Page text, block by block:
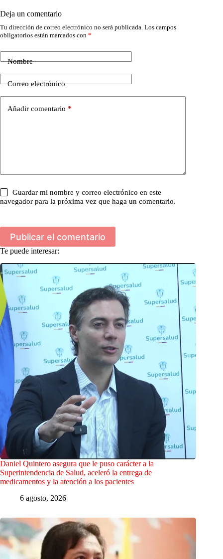
Deja un comentario
Tu dirección de correo electrónico no será publicada. Los campos
obligatorios están marcados con *
Nombre
Correo electrónico
Añadir comentario *
Guardar mi nombre y correo electrónico en este
navegador para la próxima vez que haga un comentario.
Publicar el comentario
Te puede interesar:
Daniel Quintero asegura que le puso carácter a la
Superintendencia de Salud, aceleró la entrega de
medicamentos y la atención a los pacientes
6 agosto, 2026